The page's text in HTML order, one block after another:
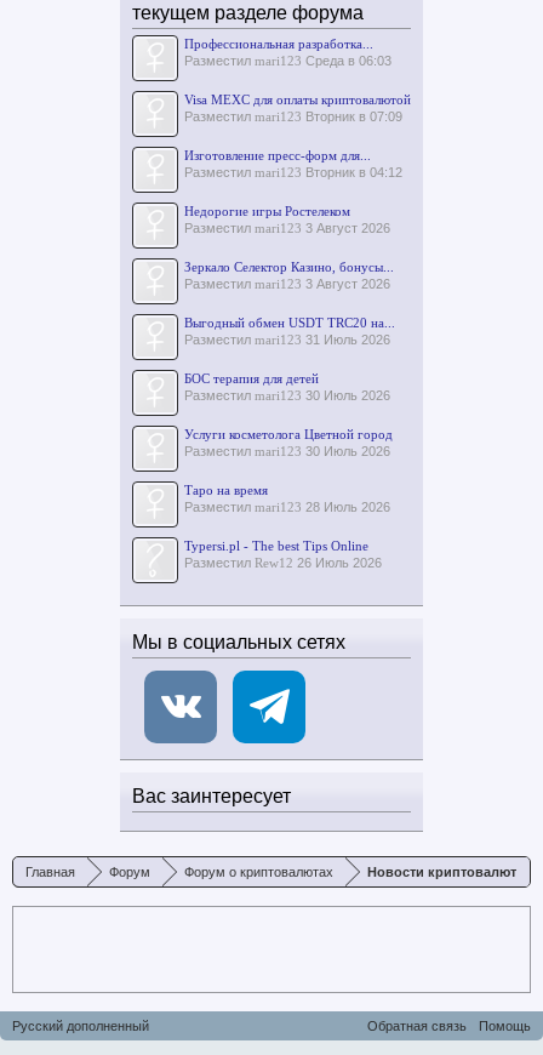
текущем разделе форума
Профессиональная разработка...
Разместил mari123 Среда в 06:03
Visa MEXC для оплаты криптовалютой
Разместил mari123 Вторник в 07:09
Изготовление пресс-форм для...
Разместил mari123 Вторник в 04:12
Недорогие игры Ростелеком
Разместил mari123 3 Август 2026
Зеркало Селектор Казино, бонусы...
Разместил mari123 3 Август 2026
Выгодный обмен USDT TRC20 на...
Разместил mari123 31 Июль 2026
БОС терапия для детей
Разместил mari123 30 Июль 2026
Услуги косметолога Цветной город
Разместил mari123 30 Июль 2026
Таро на время
Разместил mari123 28 Июль 2026
Typersi.pl - The best Tips Online
Разместил Rew12 26 Июль 2026
Мы в социальных сетях
Вас заинтересует
Главная Форум Форум о криптовалютах Новости криптовалют
Русский дополненный Обратная связь Помощь